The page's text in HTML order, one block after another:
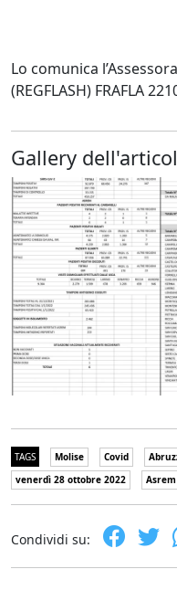
Lo comunica
(REGFLASH) FRAFLA
Gallery
TAGS Molise Covid
venerdì 28 ottobre 2022
Condividi su: